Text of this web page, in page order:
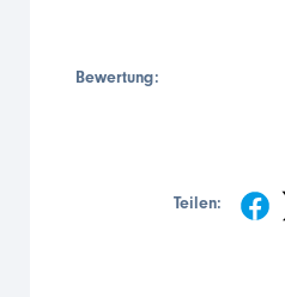
Bewertung:
Teilen: